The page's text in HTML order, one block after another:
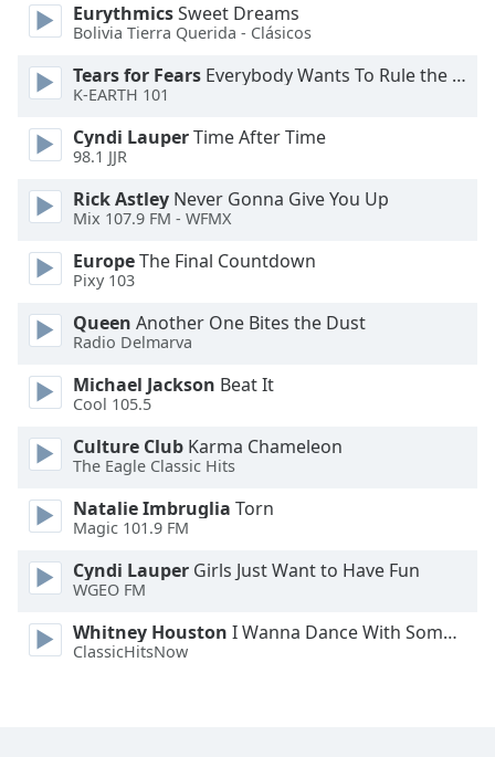
Caption
Area
Background
Color
Opacity
Font
Edge
Family
Reset
Done
Close
Modal
Dialog
EurythmicsSweet Dreams
Bolivia Tierra Querida - Clásicos
Tears for Fears Everybody Wants To Rule the World
K-EARTH 101
Cyndi LauperTime After Time
98.1 JJR
Rick Astley Never Gonna Give You Up
Mix 107.9 FM - WFMX
EuropeThe Final Countdown
Pixy 103
Queen Another One Bites the Dust
Radio Delmarva
Michael Jackson Beat It
Cool 105.5
Culture Club Karma Chameleon
The Eagle Classic Hits
Natalie Imbruglia Torn
Magic 101.9 FM
Cyndi Lauper Girls Just Want to Have Fun
WGEO FM
Whitney Houston I Wanna Dance With Somebody
ClassicHitsNow